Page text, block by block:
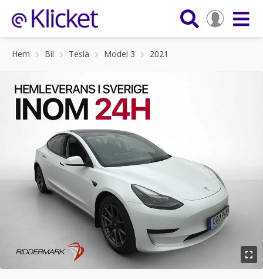
Hem Bil Tesla Model 3 2021